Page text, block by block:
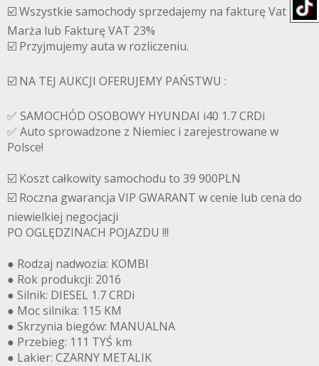
☑️ Wszystkie samochody sprzedajemy na fakturę Vat
Marża lub Fakturę VAT 23%
☑️ Przyjmujemy auta w rozliczeniu.
☑️ NA TEJ AUKCJI OFERUJEMY PAŃSTWU :
✅ SAMOCHÓD OSOBOWY HYUNDAI i40 1.7 CRDi
✅ Auto sprowadzone z Niemiec i zarejestrowane w
Polsce!
☑️ Koszt całkowity samochodu to 39 900PLN
☑️ Roczna gwarancja VIP GWARANT w cenie lub cena do
niewielkiej negocjacji
PO OGLĘDZINACH POJAZDU !!!
● Rodzaj nadwozia: KOMBI
● Rok produkcji: 2016
● Silnik: DIESEL 1.7 CRDi
● Moc silnika: 115 KM
● Skrzynia biegów: MANUALNA
● Przebieg: 111 TYŚ km
● Lakier: CZARNY METALIK